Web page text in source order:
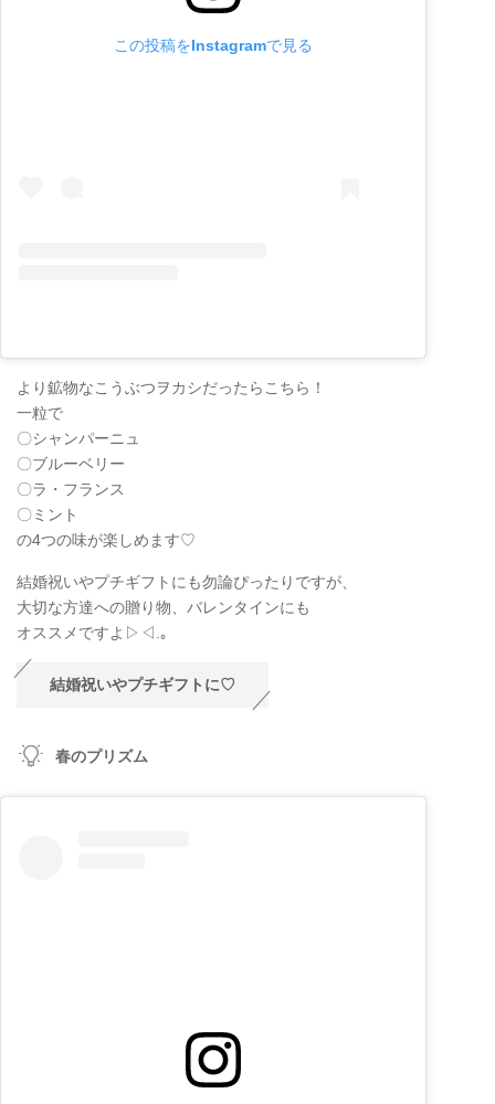
この投稿をInstagramで見る
より鉱物なこうぶつヲカシだったらこちら！
一粒で
〇シャンパーニュ
〇ブルーベリー
〇ラ・フランス
〇ミント
の4つの味が楽しめます♡
結婚祝いやプチギフトにも勿論ぴったりですが、
大切な方達への贈り物、バレンタインにも
オススメですよ▷◁.｡
結婚祝いやプチギフトに♡
春のプリズム